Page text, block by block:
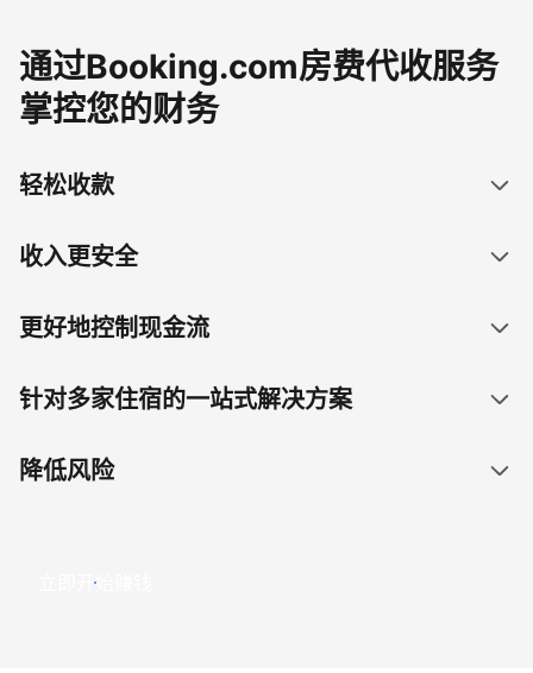
通过Booking.com房费代收服务
掌控您的财务
轻松收款
收入更安全
更好地控制现金流
针对多家住宿的一站式解决方案
降低风险
立即开始赚钱